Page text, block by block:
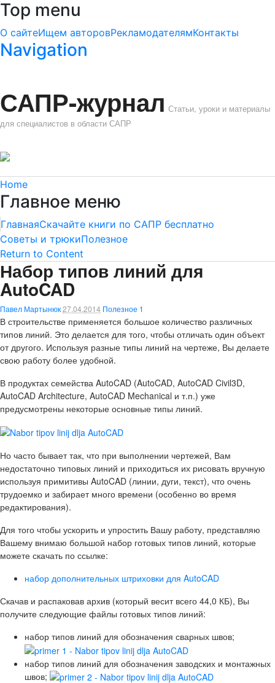
Top menu
О сайтеИщем авторовРекламодателямКонтакты
Navigation
САПР-журнал Статьи, уроки и материалы
для специалистов в области САПР
Home
Главное меню
ГлавнаяСкачайте книги по САПР бесплатно
Советы и трюкиПолезное
Return to Content
Набор типов линий для
AutoCAD
Павел Мартынюк27.04.2014 Полезное 1
В строительстве применяется большое количество различных
типов линий. Это делается для того, чтобы отличать один объект
от другого. Используя разные типы линий на чертеже, Вы делаете
свою работу более удобной.
В продуктах семейства AutoCAD (AutoCAD, AutoCAD Civil3D,
AutoCAD Architecture, AutoCAD Mechanical и т.п.) уже
предусмотрены некоторые основные типы линий.
Но часто бывает так, что при выполнении чертежей, Вам
недостаточно типовых линий и приходиться их рисовать вручную
используя примитивы AutoCAD (линии, дуги, текст), что очень
трудоемко и забирает много времени (особенно во время
редактирования).
Для того чтобы ускорить и упростить Вашу работу, представляю
Вашему внимаю большой набор готовых типов линий, которые
можете скачать по ссылке:
набор дополнительных штриховки для AutoCAD
Скачав и распаковав архив (который весит всего 44,0 КБ), Вы
получите следующие файлы готовых типов линий:
набор типов линий для обозначения сварных швов;
набор типов линий для обозначения заводских и монтажных
швов;